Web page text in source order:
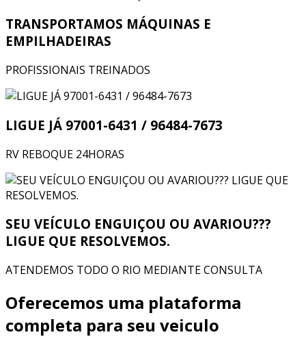
TRANSPORTAMOS MÁQUINAS E
EMPILHADEIRAS
PROFISSIONAIS TREINADOS
LIGUE JÁ 97001-6431 / 96484-7673
RV REBOQUE 24HORAS
SEU VEÍCULO ENGUIÇOU OU AVARIOU???
LIGUE QUE RESOLVEMOS.
ATENDEMOS TODO O RIO MEDIANTE CONSULTA
Oferecemos uma plataforma
completa para seu veiculo